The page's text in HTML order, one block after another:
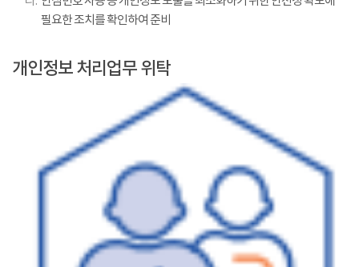
필요한 조치를 확인하여 준비
개인정보 처리업무 위탁